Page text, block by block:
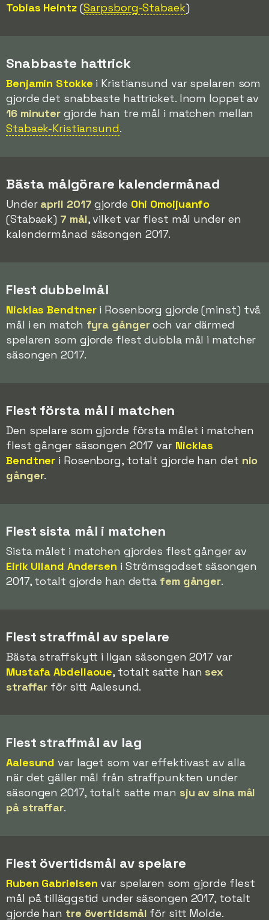
Tobias Heintz(Sarpsborg-Stabaek)
Snabbaste hattrick
Benjamin Stokke i Kristiansund var spelaren som
gjorde det snabbaste hattricket. Inom loppet av
16 minuter gjorde han tre mål i matchen mellan
Stabaek-Kristiansund.
Bästa målgörare kalendermånad
Under april 2017 gjorde Ohi Omoijuanfo
(Stabaek) 7 mål, vilket var flest mål under en
kalendermånad säsongen 2017.
Flest dubbelmål
Nicklas Bendtneri Rosenborg gjorde (minst) två
mål i en match fyra gångeroch var därmed
spelaren som gjorde flest dubbla mål i matcher
säsongen 2017.
Flest första mål i matchen
Den spelare som gjorde första målet i matchen
flest gånger säsongen 2017 var Nicklas
Bendtner i Rosenborg, totalt gjorde han det nio
gånger.
Flest sista mål i matchen
Sista målet i matchen gjordes flest gånger av
Eirik Ulland Andersen i Strömsgodset säsongen
2017, totalt gjorde han detta fem gånger.
Flest straffmål av spelare
Bästa straffskytt i ligan säsongen 2017 var
Mustafa Abdellaoue, totalt satte hansex
straffar för sitt Aalesund.
Flest straffmål av lag
Aalesund var laget som var effektivast av alla
när det gäller mål från straffpunkten under
säsongen 2017, totalt satte man sju av sina mål
på straffar.
Flest övertidsmål av spelare
Ruben Gabrielsen var spelaren som gjorde flest
mål på tilläggstid under säsongen 2017, totalt
gjorde han tre övertidsmål för sitt Molde.